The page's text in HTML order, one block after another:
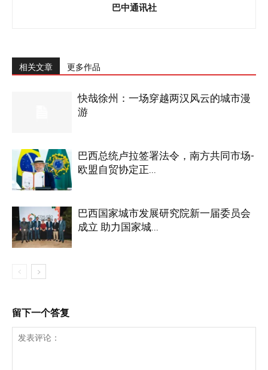
巴中通讯社
相关文章 更多作品
快哉徐州：一场穿越两汉风云的城市漫
游
巴西总统卢拉签署法令，南方共同市场-
欧盟自贸协定正...
巴西国家城市发展研究院新一届委员会
成立 助力国家城...
留下一个答复